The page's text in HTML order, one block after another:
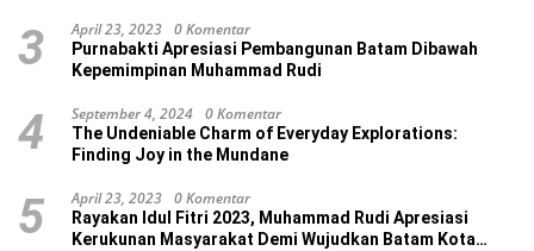
3 April 23, 2023 0 Komentar
Purnabakti Apresiasi Pembangunan Batam Dibawah
Kepemimpinan Muhammad Rudi
4 September 4, 2024 0 Komentar
The Undeniable Charm of Everyday Explorations:
Finding Joy in the Mundane
5 April 23, 2023 0 Komentar
Rayakan Idul Fitri 2023, Muhammad Rudi Apresiasi
Kerukunan Masyarakat Demi Wujudkan Batam Kota